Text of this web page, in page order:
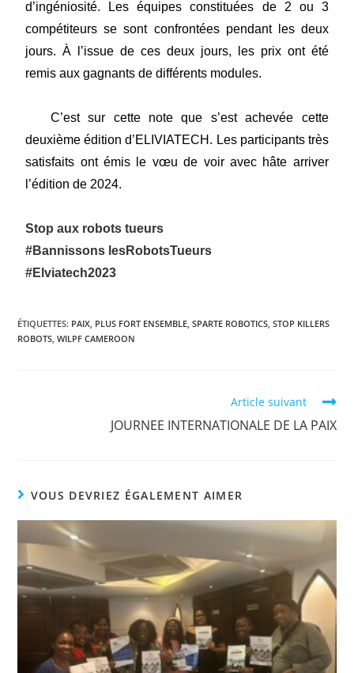
d’ingéniosité. Les équipes constituées de 2 ou 3
compétiteurs se sont confrontées pendant les deux
jours. À l’issue de ces deux jours, les prix ont été
remis aux gagnants de différents modules.
C’est sur cette note que s’est achevée cette
deuxième édition d’ELIVIATECH. Les participants très
satisfaits ont émis le vœu de voir avec hâte arriver
l’édition de 2024.
Stop aux robots tueurs
#Bannissons lesRobotsTueurs
#Elviatech2023
ÉTIQUETTES: PAIX, PLUS FORT ENSEMBLE, SPARTE ROBOTICS, STOP KILLERS
ROBOTS, WILPF CAMEROON
Article suivant
JOURNEE INTERNATIONALE DE LA PAIX
VOUS DEVRIEZ ÉGALEMENT AIMER